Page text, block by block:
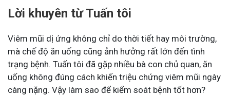
Lời khuyên từ Tuấn tôi
Viêm mũi dị ứng không chỉ do thời tiết hay môi trường,
mà chế độ ăn uống cũng ảnh hưởng rất lớn đến tình
trạng bệnh. Tuấn tôi đã gặp nhiều bà con chủ quan, ăn
uống không đúng cách khiến triệu chứng viêm mũi ngày
càng nặng. Vậy làm sao để kiểm soát bệnh tốt hơn?